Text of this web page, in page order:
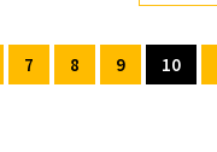
7 8 9 10